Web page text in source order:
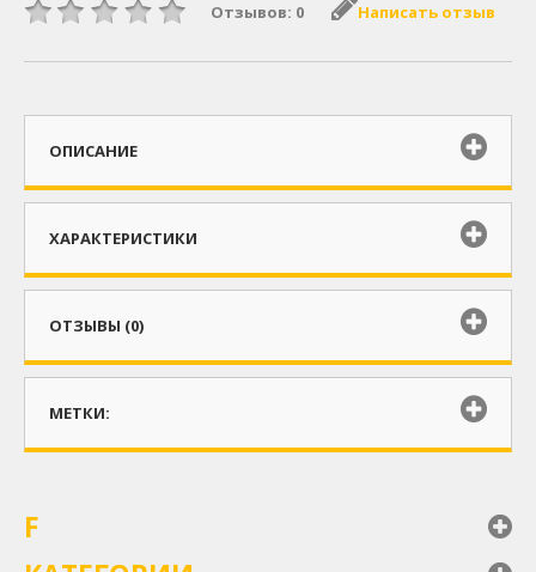
Отзывов: 0 Написать отзыв
ОПИСАНИЕ
ХАРАКТЕРИСТИКИ
ОТЗЫВЫ (0)
МЕТКИ:
F